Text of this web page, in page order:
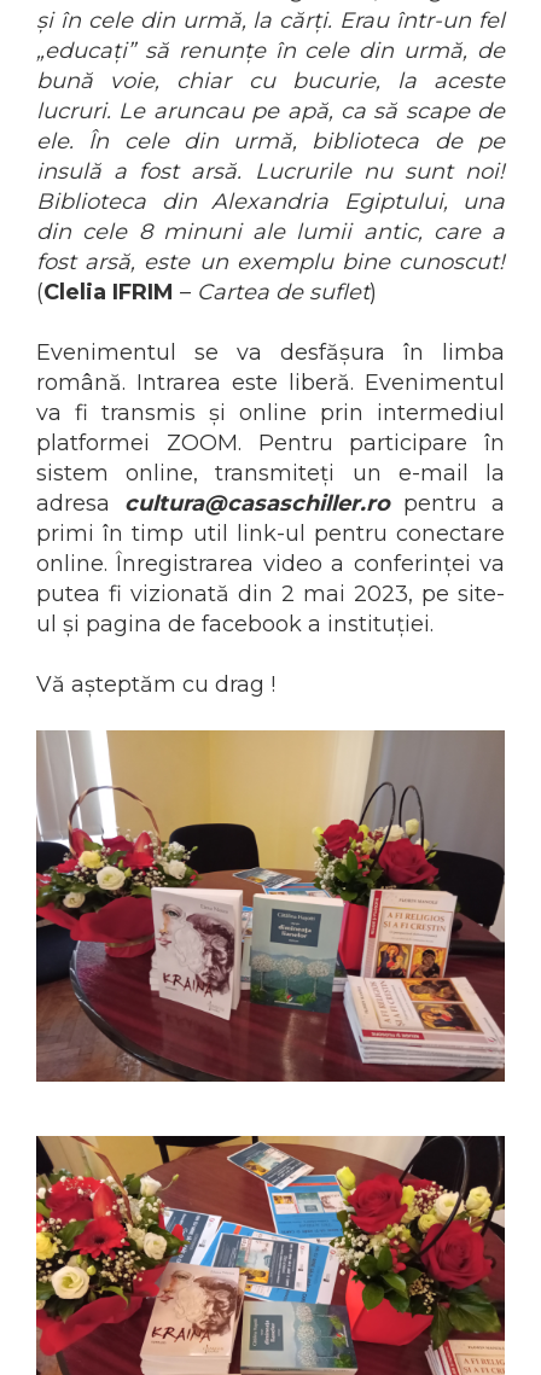
și în cele din urmă, la cărți. Erau într-un fel
„educați” să renunțe în cele din urmă, de
bună voie, chiar cu bucurie, la aceste
lucruri. Le aruncau pe apă, ca să scape de
ele. În cele din urmă, biblioteca de pe
insulă a fost arsă. Lucrurile nu sunt noi!
Biblioteca din Alexandria Egiptului, una
din cele 8 minuni ale lumii antic, care a
fost arsă, este un exemplu bine cunoscut!
(Clelia IFRIM – Cartea de suflet)
Evenimentul se va desfășura în limba
română. Intrarea este liberă. Evenimentul
va fi transmis și online prin intermediul
platformei ZOOM. Pentru participare în
sistem online, transmiteți un e-mail la
adresa cultura@casaschiller.ropentru a
primi în timp util link-ul pentru conectare
online. Înregistrarea video a conferinței va
putea fi vizionată din 2 mai 2023, pe site-
ul și pagina de facebook a instituției.
Vă așteptăm cu drag !